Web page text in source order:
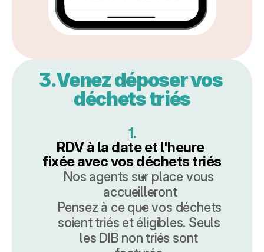
3.Venez déposer vos
déchets triés
1.
RDV à la date et l'heure
fixée avec vos déchets triés
Nos agents sur place vous
accueilleront
Pensez à ce que vos déchets
soient triés et éligibles. Seuls
les DIB non triés sont